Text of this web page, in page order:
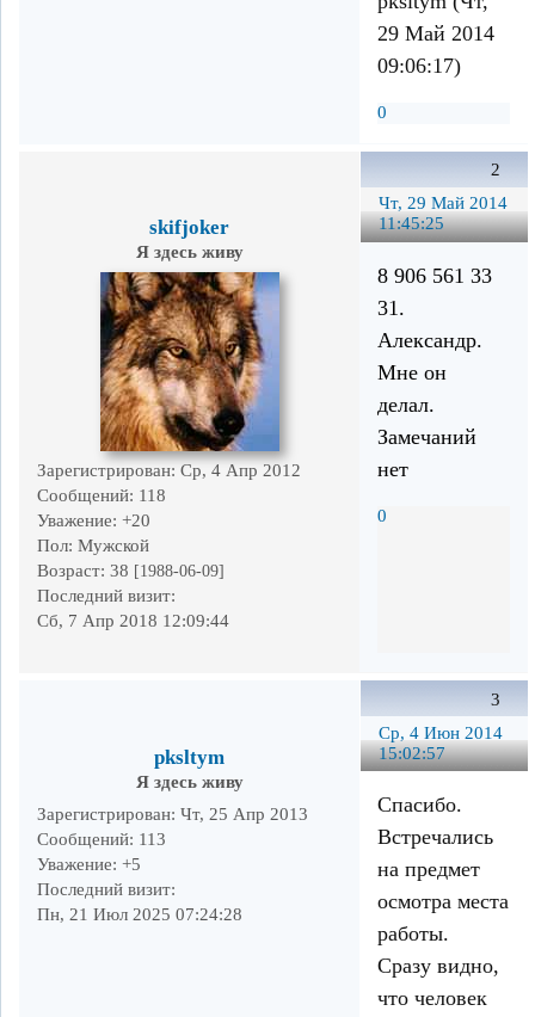
29 Май 2014
09:06:17)
0
2
Чт, 29 Май 2014
11:45:25
skifjoker
Я здесь живу
Зарегистрирован: Ср, 4 Апр 2012
Сообщений: 118
Уважение: +20
Пол: Мужской
Возраст: 38 [1988-06-09]
Последний визит:
Сб, 7 Апр 2018 12:09:44
8 906 561 33
31.
Александр.
Мне он
делал.
Замечаний
нет
0
3
Ср, 4 Июн 2014
15:02:57
pksltym
Я здесь живу
Зарегистрирован: Чт, 25 Апр 2013
Сообщений: 113
Уважение: +5
Последний визит:
Пн, 21 Июл 2025 07:24:28
Спасибо.
Встречались
на предмет
осмотра места
работы.
Сразу видно,
что человек